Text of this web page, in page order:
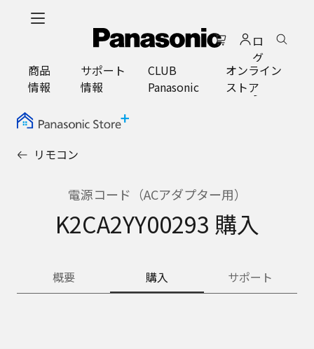
ロ
グ
イ
ン
商品
情報
サポート
情報
CLUB
Panasonic
オンライン
ストア
リモコン
電源コード（ACアダプター用）
K2CA2YY00293 購入
概要 購入 サポート